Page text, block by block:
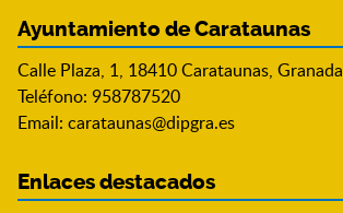
Ayuntamiento de Carataunas
Calle Plaza, 1, 18410 Carataunas, Granada
Teléfono: 958787520
Email: carataunas@dipgra.es
Enlaces destacados